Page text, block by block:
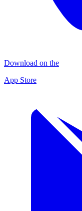
Download on the
App Store